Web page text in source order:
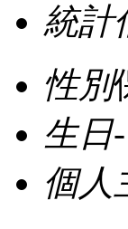
統計
性別
生日-
個人